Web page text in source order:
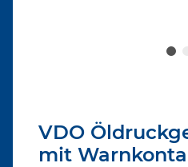
VDO
mit